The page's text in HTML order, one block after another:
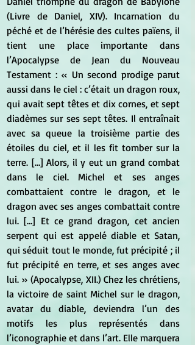
(Livre de Daniel, XIV). Incarnation du
péché et de l’hérésie des cultes païens, il
tient une place importante dans
l’Apocalypse de Jean du Nouveau
Testament : « Un second prodige parut
aussi dans le ciel : c’était un dragon roux,
qui avait sept têtes et dix cornes, et sept
diadèmes sur ses sept têtes. Il entraînait
avec sa queue la troisième partie des
étoiles du ciel, et il les fit tomber sur la
terre. […] Alors, il y eut un grand combat
dans le ciel. Michel et ses anges
combattaient contre le dragon, et le
dragon avec ses anges combattait contre
lui. […] Et ce grand dragon, cet ancien
serpent qui est appelé diable et Satan,
qui séduit tout le monde, fut précipité ; il
fut précipité en terre, et ses anges avec
lui. » (Apocalypse, XII.) Chez les chrétiens,
la victoire de saint Michel sur le dragon,
avatar du diable, deviendra l’un des
motifs les plus représentés dans
l’iconographie et dans l’art. Elle marquera